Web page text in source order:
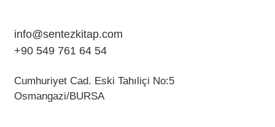
info@sentezkitap.com
+90 549 761 64 54
Cumhuriyet Cad. Eski Tahıliçi No:5
Osmangazi/BURSA